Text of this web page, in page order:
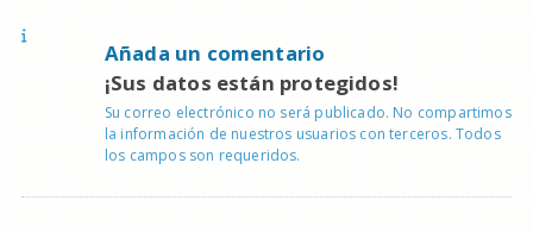
Añada un comentario
¡Sus datos están protegidos!
Su correo electrónico no será publicado. No compartimos
la información de nuestros usuarios con terceros. Todos
los campos son requeridos.